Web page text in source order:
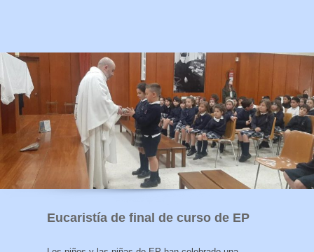
Eucaristía de final de curso de EP